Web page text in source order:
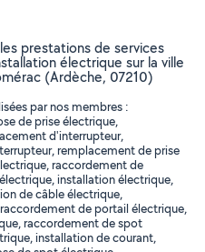
prestations de services
électrique sur la ville
(Ardèche, 07210)
par nos membres :
de prise électrique,
d'interrupteur,
remplacement de prise
raccordement de
installation électrique,
de câble électrique,
de portail électrique,
raccordement de spot
installation de courant,